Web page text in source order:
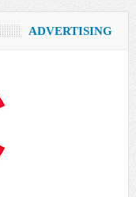
ADVERTISING